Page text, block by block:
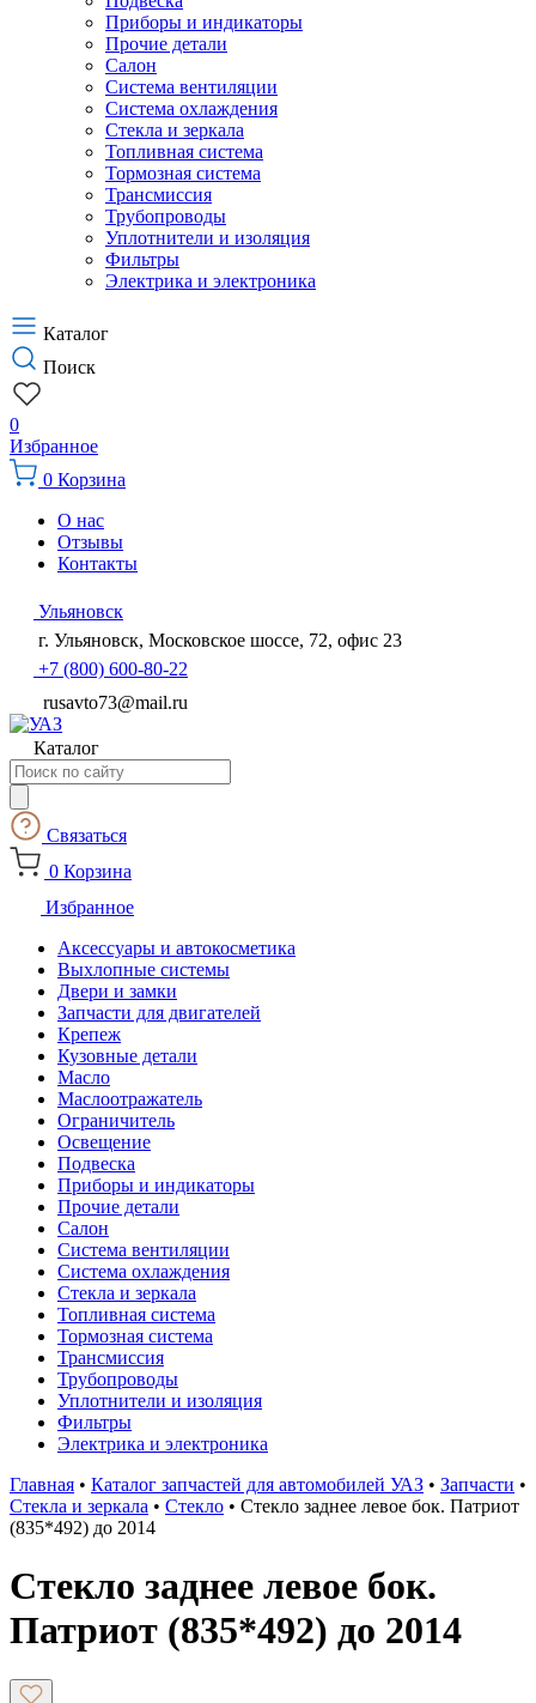
Приборы и индикаторы
Прочие детали
Салон
Система вентиляции
Система охлаждения
Стекла и зеркала
Топливная система
Тормозная система
Трансмиссия
Трубопроводы
Уплотнители и изоляция
Фильтры
Электрика и электроника
Каталог
Поиск
0
Избранное
0 Корзина
О нас
Отзывы
Контакты
Ульяновск
г. Ульяновск, Московское шоссе, 72, офис 23
+7 (800) 600-80-22
rusavto73@mail.ru
Каталог
Поиск
товаров
Связаться
0 Корзина
Избранное
Аксессуары и автокосметика
Выхлопные системы
Двери и замки
Запчасти для двигателей
Крепеж
Кузовные детали
Масло
Маслоотражатель
Ограничитель
Освещение
Подвеска
Приборы и индикаторы
Прочие детали
Салон
Система вентиляции
Система охлаждения
Стекла и зеркала
Топливная система
Тормозная система
Трансмиссия
Трубопроводы
Уплотнители и изоляция
Фильтры
Электрика и электроника
Главная • Каталог запчастей для автомобилей УАЗ • Запчасти •
Стекла и зеркала • Стекло • Стекло заднее левое бок. Патриот
(835*492) до 2014
Стекло заднее левое бок.
Патриот (835*492) до 2014